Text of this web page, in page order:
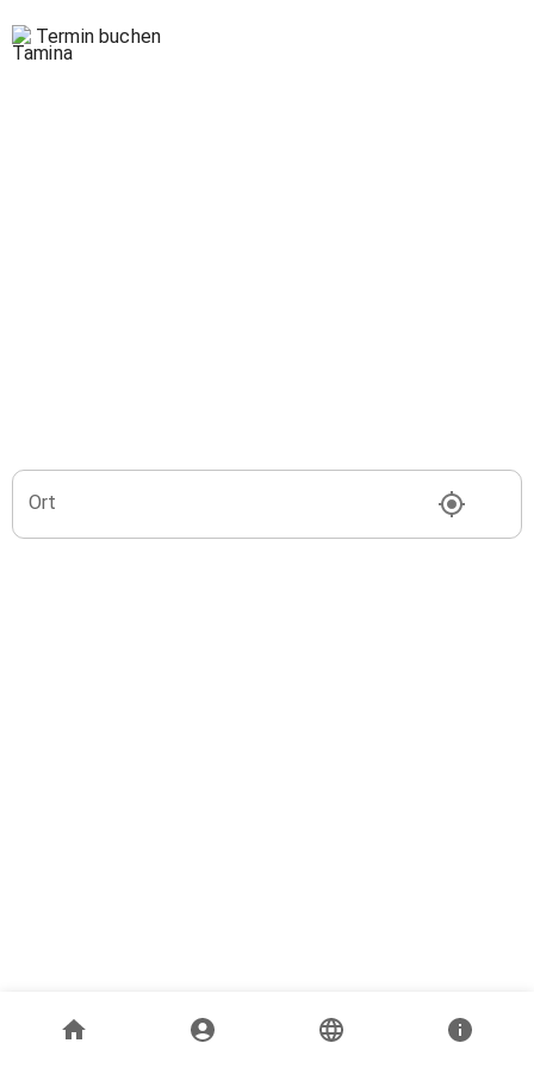
Termin buchen
Ort